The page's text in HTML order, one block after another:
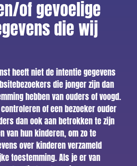
of gevoelige
die wij
heeft niet de intentie gegevens
die jonger zijn dan
hebben van ouders of voogd.
of een bezoeker ouder
dan ook aan betrokken te zijn
van hun kinderen, om zo te
over kinderen verzameld
toestemming. Als je er van